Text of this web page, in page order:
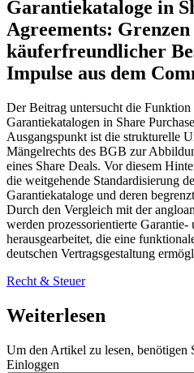
Garantiekataloge in
Agreements:
käuferfreundlicher
Impulse aus dem
Der Beitrag untersucht die
Garantiekatalogen in Share
Ausgangspunkt ist die strukturelle
Mängelrechts des BGB zur
eines Share Deals. Vor diesem
die weitgehende Standardisierung
Garantiekataloge und deren
Durch den Vergleich mit der
werden prozessorientierte
herausgearbeitet, die eine
deutschen Vertragsgestaltung
Recht & Steuer
Weiterlesen
Um den Artikel zu lesen, benötigen
Einloggen